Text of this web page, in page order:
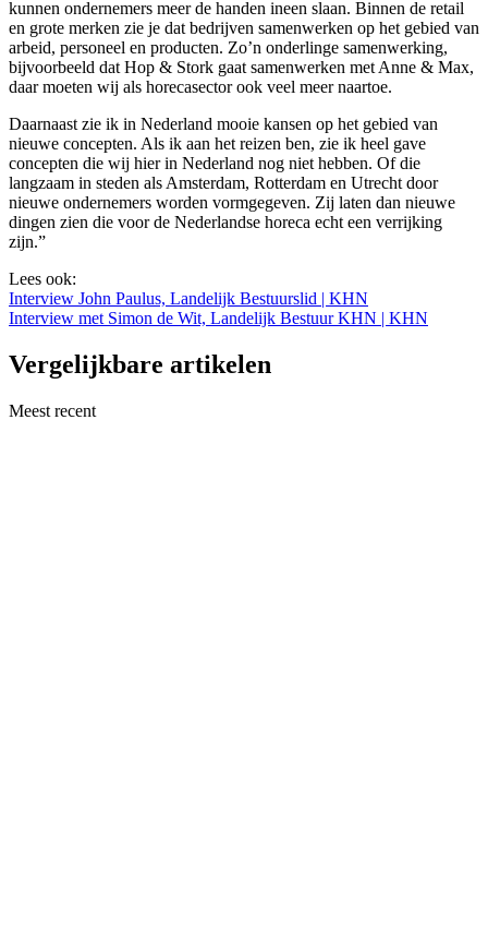
kunnen ondernemers meer de handen ineen slaan. Binnen de retail
en grote merken zie je dat bedrijven samenwerken op het gebied van
arbeid, personeel en producten. Zo’n onderlinge samenwerking,
bijvoorbeeld dat Hop & Stork gaat samenwerken met Anne & Max,
daar moeten wij als horecasector ook veel meer naartoe.
Daarnaast zie ik in Nederland mooie kansen op het gebied van
nieuwe concepten. Als ik aan het reizen ben, zie ik heel gave
concepten die wij hier in Nederland nog niet hebben. Of die
langzaam in steden als Amsterdam, Rotterdam en Utrecht door
nieuwe ondernemers worden vormgegeven. Zij laten dan nieuwe
dingen zien die voor de Nederlandse horeca echt een verrijking
zijn.”
Lees ook:
Interview John Paulus, Landelijk Bestuurslid | KHN
Interview met Simon de Wit, Landelijk Bestuur KHN | KHN
Vergelijkbare artikelen
Meest recent